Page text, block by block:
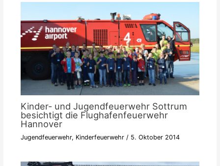
Kinder- und Jugendfeuerwehr Sottrum
besichtigt die Flughafenfeuerwehr
Hannover
Jugendfeuerwehr, Kinderfeuerwehr/ 5. Oktober 2014